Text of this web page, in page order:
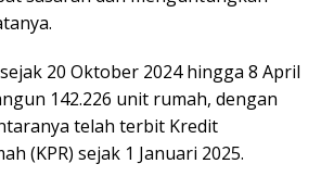
20 Oktober 2024 hingga 8 April
142.226 unit rumah, dengan
telah terbit Kredit
(KPR) sejak 1 Januari 2025.